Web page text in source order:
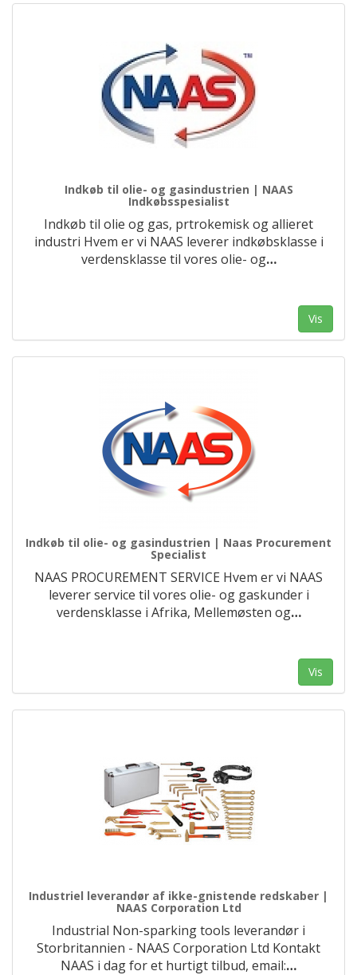
Indkøb til olie- og gasindustrien | NAAS
Indkøbsspesialist
Indkøb til olie og gas, prtrokemisk og allieret
industri Hvem er vi NAAS leverer indkøbsklasse i
verdensklasse til vores olie- og…
Vis
Indkøb til olie- og gasindustrien | Naas Procurement
Specialist
NAAS PROCUREMENT SERVICE Hvem er vi NAAS
leverer service til vores olie- og gaskunder i
verdensklasse i Afrika, Mellemøsten og…
Vis
Industriel leverandør af ikke-gnistende redskaber |
NAAS Corporation Ltd
Industrial Non-sparking tools leverandør i
Storbritannien - NAAS Corporation Ltd Kontakt
NAAS i dag for et hurtigt tilbud, email:…